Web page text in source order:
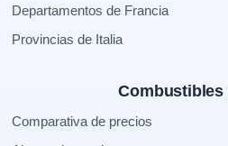
Departamentos de Francia
Provincias de Italia
Combustibles
Comparativa de precios